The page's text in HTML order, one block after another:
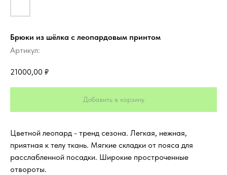
Брюки из шёлка с леопардовым принтом
Артикул:
21000,00 ₽
Добавить в корзину
Цветной леопард - тренд сезона. Легкая, нежная,
приятная к телу ткань. Мягкие складки от пояса для
расслабленной посадки. Широкие простроченные
отвороты.